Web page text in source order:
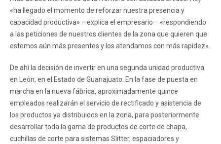
«ha llegado el momento de reforzar nuestra presencia y
capacidad productiva» —explica el empresario— «respondiendo
a las peticiones de nuestros clientes de la zona que quieren que
estemos aún más presentes y los atendamos con más rapidez».
De ahí la decisión de invertir en una segunda unidad productiva
en León, en el Estado de Guanajuato. En la fase de puesta en
marcha en la nueva fábrica, aproximadamente quince
empleados realizarán el servicio de rectificado y asistencia de
los productos ya distribuidos en la zona, para posteriormente
desarrollar toda la gama de productos de corte de chapa,
cuchillas de corte para sistemas Slitter, espaciadores y